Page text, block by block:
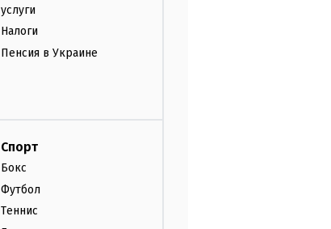
услуги
Налоги
Пенсия в Украине
Спорт
Бокс
Футбол
Теннис